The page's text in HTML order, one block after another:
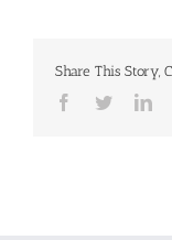
Share This Story,
Facebook
Twitter